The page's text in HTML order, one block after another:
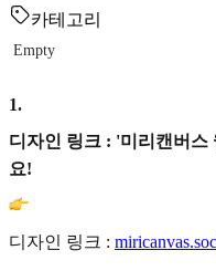
카테고리
Empty
1.
디자인 링크 : '미리캔버스
요!
디자인 링크 :